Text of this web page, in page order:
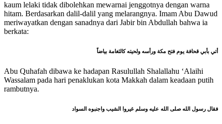
kaum lelaki tidak dibolehkan mewarnai jenggotnya dengan warna
hitam. Berdasarkan dalil-dalil yang melarangnya. Imam Abu Dawud
meriwayatkan dengan sanadnya dari Jabir bin Abdullah bahwa ia
berkata:
أتي بأبي قحافة يوم فتح مكة ورأسه ولحيته كالثغامة بياضاً
Abu Quhafah dibawa ke hadapan Rasulullah Shalallahu ‘Alaihi
Wassalam pada hari penaklukan kota Makkah dalam keadaan putih
rambutnya.
فقال رسول الله صلى الله عليه وسلم غيروا الشيب واجنبوه السواد